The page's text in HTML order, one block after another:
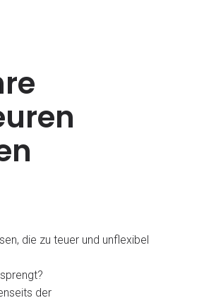
die zu teuer und unflexibel
der